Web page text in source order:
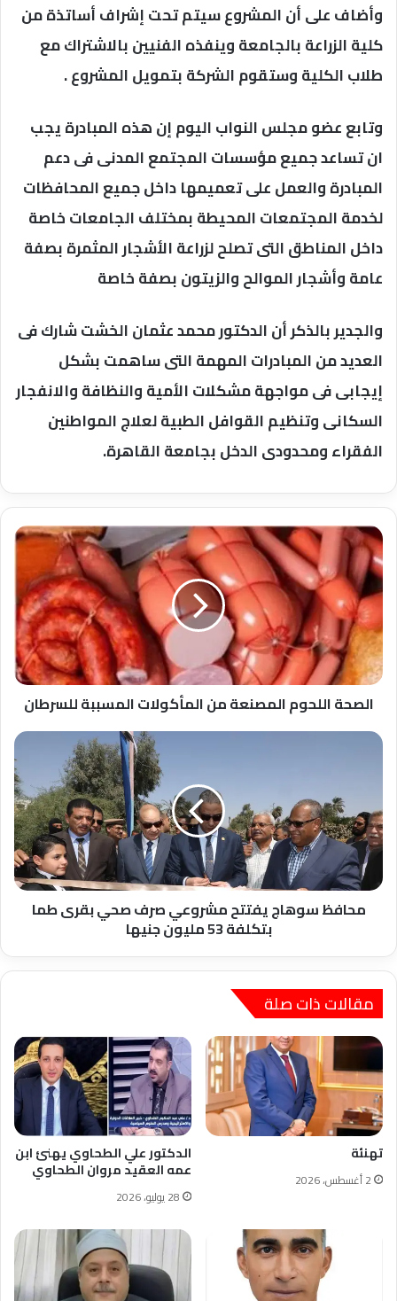
وأضاف على أن المشروع سيتم تحت إشراف أساتذة من
كلية الزراعة بالجامعة وينفذه الفنيين بالاشتراك مع
طلاب الكلية وستقوم الشركة بتمويل المشروع .
وتابع عضو مجلس النواب اليوم إن هذه المبادرة يجب
ان تساعد جميع مؤسسات المجتمع المدنى فى دعم
المبادرة والعمل على تعميمها داخل جميع المحافظات
لخدمة المجتمعات المحيطة بمختلف الجامعات خاصة
داخل المناطق التى تصلح لزراعة الأشجار المثمرة بصفة
عامة وأشجار الموالح والزيتون بصفة خاصة
والجدير بالذكر أن الدكتور محمد عثمان الخشت شارك فى
العديد من المبادرات المهمة التى ساهمت بشكل
إيجابى فى مواجهة مشكلات الأمية والنظافة والانفجار
السكانى وتنظيم القوافل الطبية لعلاج المواطنين
الفقراء ومحدودى الدخل بجامعة القاهرة.
الصحة
اللحوم
المصنعة
من
المأكولات
المسببة
للسرطان
الصحة اللحوم المصنعة من المأكولات المسببة للسرطان
محافظ
مشروعي
صرف
صحي
بقرى
طما
بتكلفة
محافظ سوهاج يفتتح مشروعي صرف صحي بقرى طما
بتكلفة 53 مليون جنيها
مقالات ذات صلة
تهنئة
2 أغسطس، 2026
الدكتور علي الطحاوي يهنئ ابن
عمه العقيد مروان الطحاوي
28 يوليو، 2026